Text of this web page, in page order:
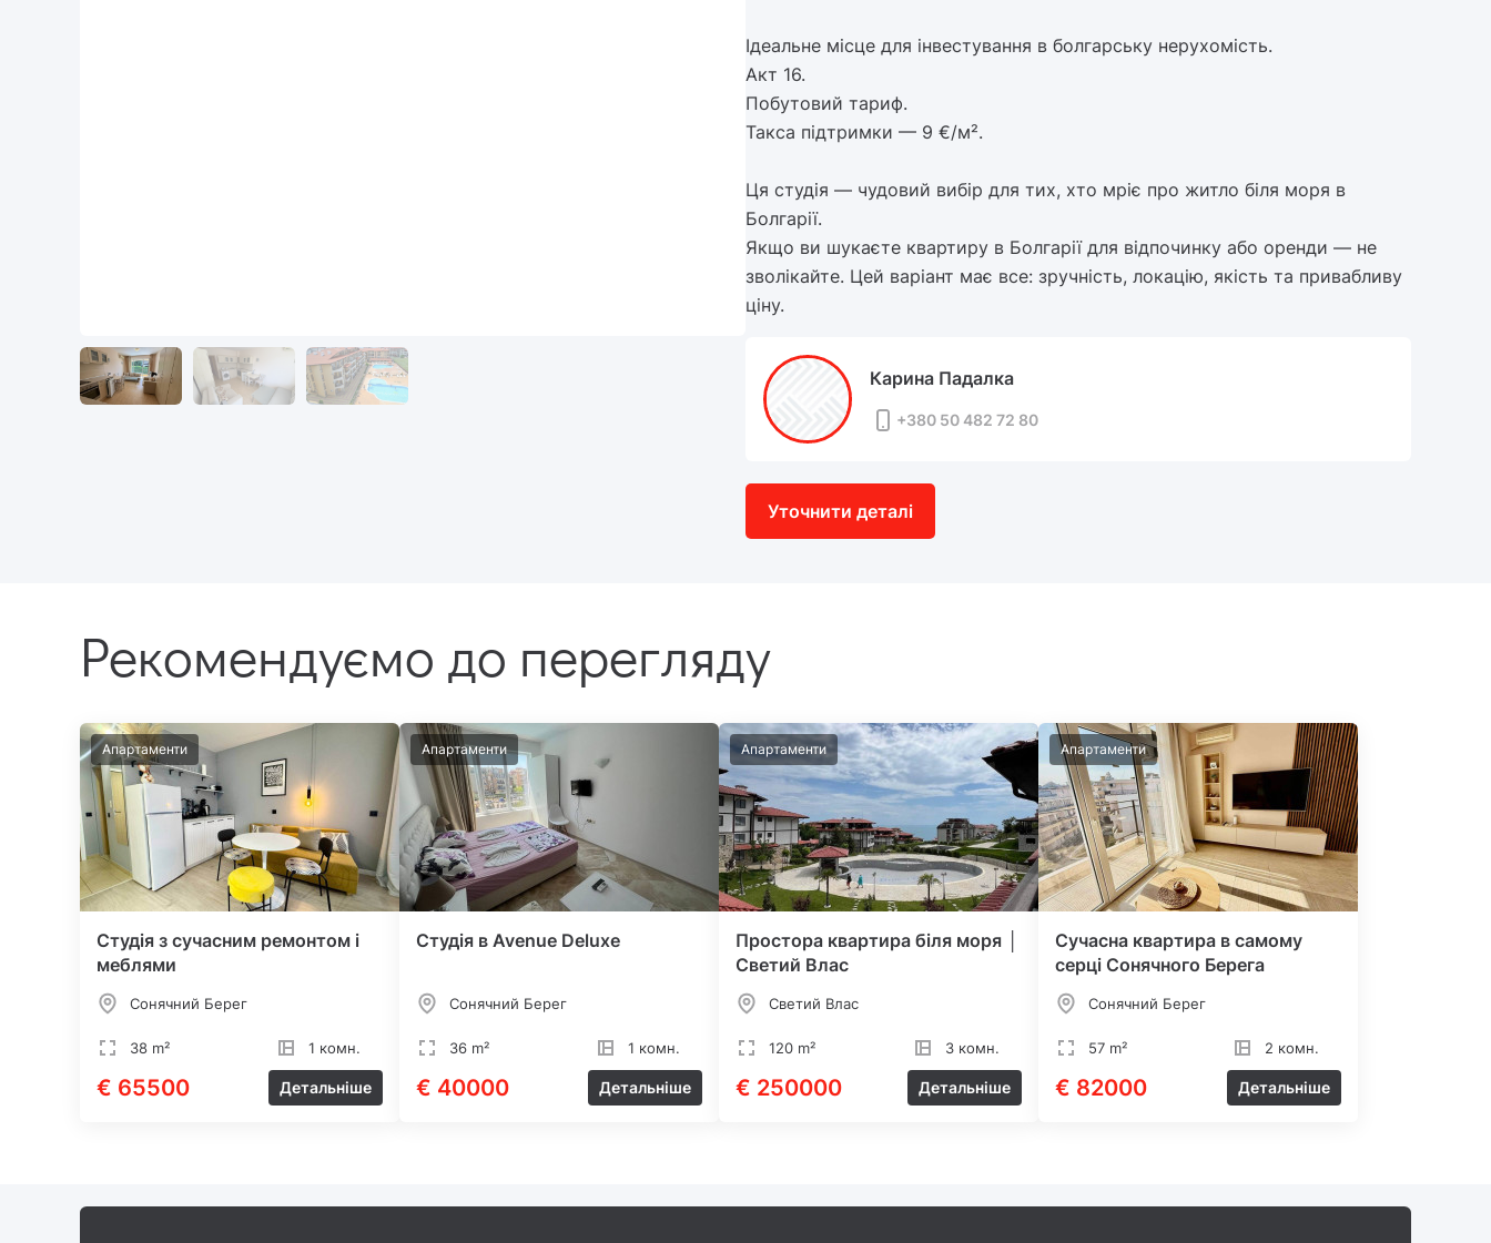
Ідеальне місце для інвестування в болгарську нерухомість.
Акт 16.
Побутовий тариф.
Такса підтримки — 9 €/м².
Ця студія — чудовий вибір для тих, хто мріє про житло біля моря в
Болгарії.
Якщо ви шукаєте квартиру в Болгарії для відпочинку або оренди — не
зволікайте. Цей варіант має все: зручність, локацію, якість та привабливу
ціну.
Карина Падалка
+380 50 482 72 80
Уточнити деталі
Рекомендуємо до перегляду
Апартаменти
Студія з сучасним ремонтом і
меблями
Сонячний Берег
38 m² 1 комн.
€ 65500 Детальніше
Апартаменти
Студія в Avenue Deluxe
Сонячний Берег
36 m² 1 комн.
€ 40000 Детальніше
Апартаменти
Простора квартира біля моря │
Светий Влас
Светий Влас
120 m² 3 комн.
€ 250000 Детальніше
Апартаменти
Сучасна квартира в самому
серці Сонячного Берега
Сонячний Берег
57 m² 2 комн.
€ 82000 Детальніше